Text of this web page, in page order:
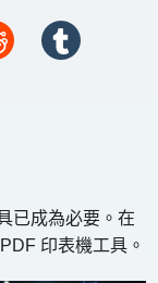
已成為必要。在
印表機工具。